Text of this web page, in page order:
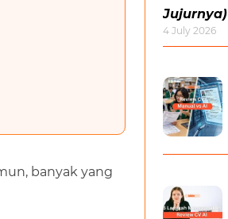
banyak yang
Jujurnya)
4 July 2026